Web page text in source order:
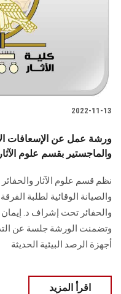
2022-11-13
ورشة عمل عن الإسعافات
والماجستير بقسم علوم
نظم قسم علوم الآثار
والصيانة الوقائية لطلبة
والحفائر تحت إشراف د. إيمان
وتضمنت الورشة جلسة عن
أجهزة الرصد البيئية الحديثة
اقرأ المزيد